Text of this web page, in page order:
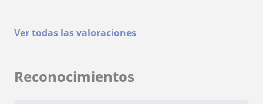
Ver todas las valoraciones
Reconocimientos